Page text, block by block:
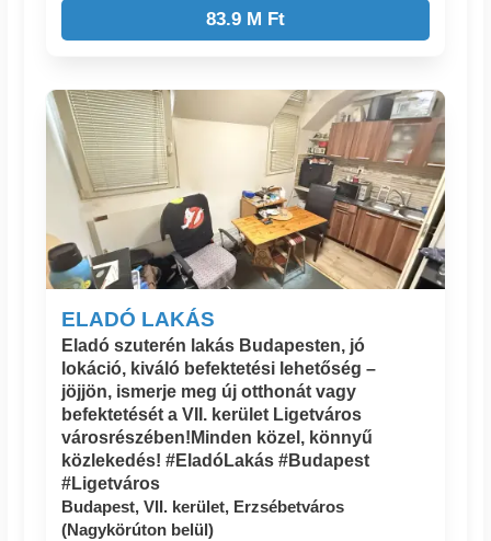
83.9 M Ft
ELADÓ LAKÁS
Eladó szuterén lakás Budapesten, jó
lokáció, kiváló befektetési lehetőség –
jöjjön, ismerje meg új otthonát vagy
befektetését a VII. kerület Ligetváros
városrészében!Minden közel, könnyű
közlekedés! #EladóLakás #Budapest
#Ligetváros
Budapest, VII. kerület, Erzsébetváros
(Nagykörúton belül)